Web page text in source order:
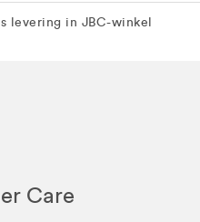
levering in JBC-winkel
Care